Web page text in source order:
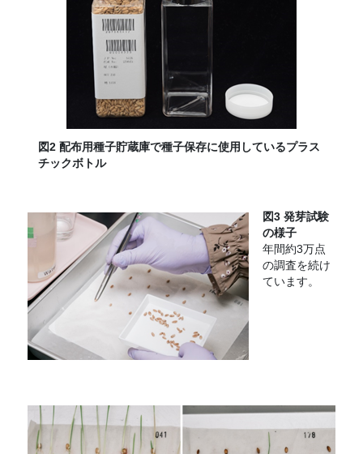
図2 配布用種子貯蔵庫で種子保存に使用しているプラス
チックボトル
図3 発芽試験
の様子
年間約3万点
の調査を続け
ています。